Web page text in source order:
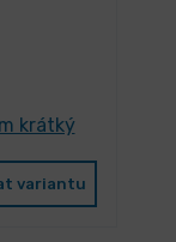
krátký
variantu